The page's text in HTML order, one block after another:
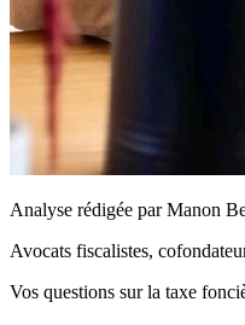
Analyse rédigée par Manon
Avocats fiscalistes,
Vos questions sur la taxe